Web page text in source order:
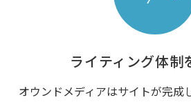
ライティング体制
オウンドメディアはサイトが完成